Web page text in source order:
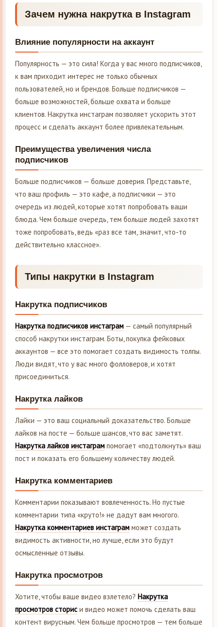
Зачем нужна накрутка в Instagram
Влияние популярности на аккаунт
Популярность — это сила! Когда у вас много подписчиков,
к вам приходит интерес не только обычных
пользователей, но и брендов. Больше подписчиков —
больше возможностей, больше охвата и больше
клиентов. Накрутка инстаграм позволяет ускорить этот
процесс и сделать аккаунт более привлекательным.
Преимущества увеличения числа
подписчиков
Больше подписчиков — больше доверия. Представьте,
что ваш профиль — это кафе, а подписчики — это
очередь из людей, которые хотят попробовать ваши
блюда. Чем больше очередь, тем больше людей захотят
тоже попробовать, ведь «раз все там, значит, что-то
действительно классное».
Типы накрутки в Instagram
Накрутка подписчиков
Накрутка подписчиков инстаграм — самый популярный
способ накрутки инстаграм. Боты, покупка фейковых
аккаунтов — все это помогает создать видимость толпы.
Люди видят, что у вас много фолловеров, и хотят
присоединиться.
Накрутка лайков
Лайки — это ваш социальный доказательство. Больше
лайков на посте — больше шансов, что вас заметят.
Накрутка лайков инстаграм помогает «подтолкнуть» ваш
пост и показать его большему количеству людей.
Накрутка комментариев
Комментарии показывают вовлеченность. Но пустые
комментарии типа «круто!» не дадут вам многого.
Накрутка комментариев инстаграм может создать
видимость активности, но лучше, если это будут
осмысленные отзывы.
Накрутка просмотров
Хотите, чтобы ваше видео взлетело? Накрутка
просмотров сторис и видео может помочь сделать ваш
контент вирусным. Чем больше просмотров — тем больше